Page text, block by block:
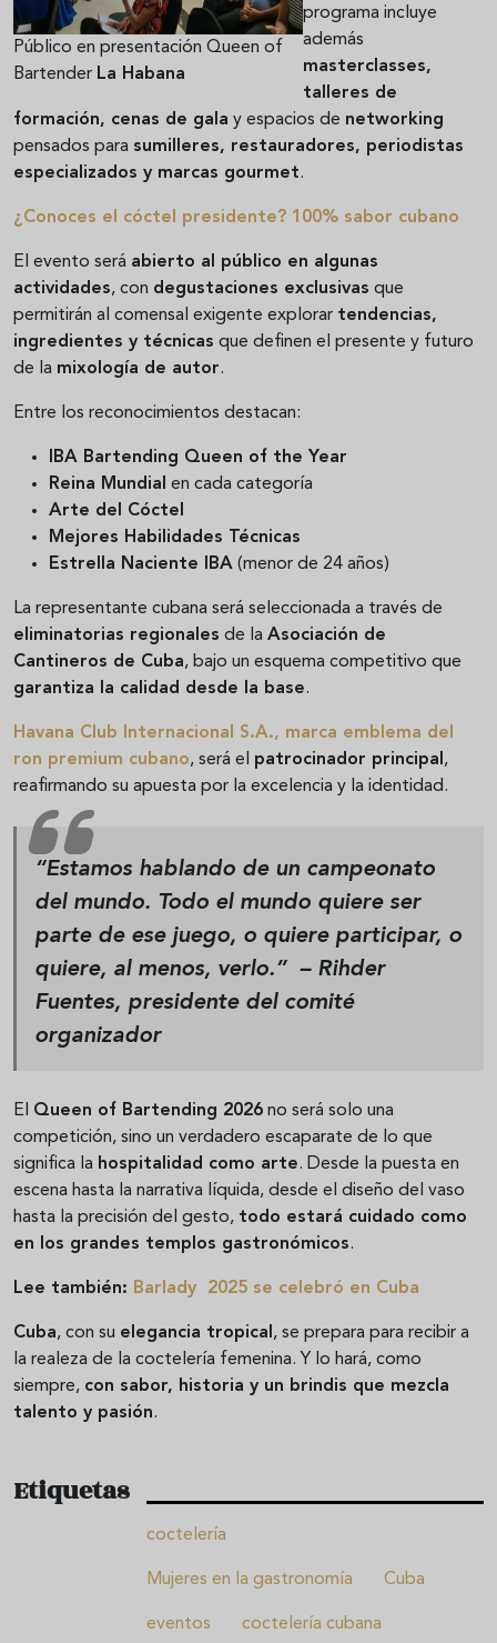
Público en presentación Queen of
Bartender La Habana
programa incluye
además
masterclasses,
talleres de
formación, cenas de gala y espacios de networking
pensados para sumilleres, restauradores, periodistas
especializados y marcas gourmet.
¿Conoces el cóctel presidente? 100% sabor cubano
El evento será abierto al público en algunas
actividades, con degustaciones exclusivas que
permitirán al comensal exigente explorar tendencias,
ingredientes y técnicas que definen el presente y futuro
de la mixología de autor.
Entre los reconocimientos destacan:
IBA Bartending Queen of the Year
Reina Mundial en cada categoría
Arte del Cóctel
Mejores Habilidades Técnicas
Estrella Naciente IBA (menor de 24 años)
La representante cubana será seleccionada a través de
eliminatorias regionales de la Asociación de
Cantineros de Cuba, bajo un esquema competitivo que
garantiza la calidad desde la base.
Havana Club Internacional S.A., marca emblema del
ron premium cubano, será el patrocinador principal ,
reafirmando su apuesta por la excelencia y la identidad.
“Estamos hablando de un campeonato
del mundo. Todo el mundo quiere ser
parte de ese juego, o quiere participar, o
quiere, al menos, verlo.” – Rihder
Fuentes, presidente del comité
organizador
El Queen of Bartending 2026 no será solo una
competición, sino un verdadero escaparate de lo que
significa la hospitalidad como arte. Desde la puesta en
escena hasta la narrativa líquida, desde el diseño del vaso
hasta la precisión del gesto, todo estará cuidado como
en los grandes templos gastronómicos.
Lee también: Barlady 2025 se celebró en Cuba
Cuba, con su elegancia tropical , se prepara para recibir a
la realeza de la coctelería femenina. Y lo hará, como
siempre, con sabor, historia y un brindis que mezcla
talento y pasión.
Etiquetas
coctelería
Mujeres en la gastronomía Cuba
eventos coctelería cubana